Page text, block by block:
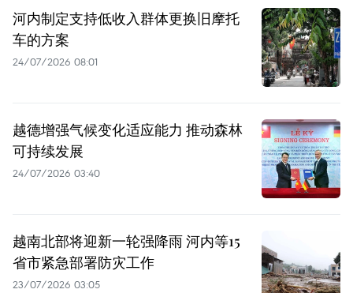
河内制定支持低收入群体更换旧摩托
车的方案
24/07/2026 08:01
越德增强气候变化适应能力 推动森林
可持续发展
24/07/2026 03:40
越南北部将迎新一轮强降雨 河内等15
省市紧急部署防灾工作
23/07/2026 03:05